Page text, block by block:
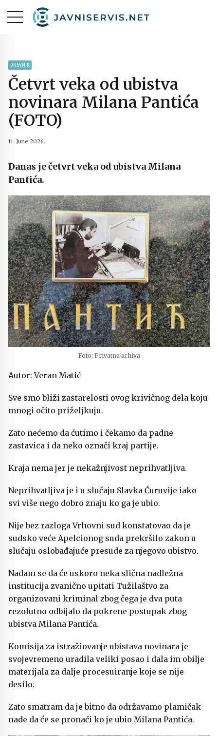
DNEVNIK
Četvrt veka od ubistva
novinara Milana Pantića
(FOTO)
11. June 2026.
Danas je četvrt veka od ubistva Milana
Pantića.
Foto: Privatna arhiva
Autor: Veran Matić
Sve smo bliži zastarelosti ovog krivičnog dela koju
mnogi očito priželjkuju.
Zato nećemo da ćutimo i čekamo da padne
zastavica i da neko označi kraj partije.
Kraja nema jer je nekažnjivost neprihvatljiva.
Neprihvatljiva je i u slučaju Slavka Ćuruvije iako
svi više nego dobro znaju ko ga je ubio.
Nije bez razloga Vrhovni sud konstatovao da je
sudsko veće Apelcionog suda prekršilo zakon u
slučaju oslobađajuće presude za njegovo ubistvo.
Nadam se da će uskoro neka slična nadležna
institucija zvanično upitati Tužilaštvo za
organizovani kriminal zbog čega je dva puta
rezolutno odbijalo da pokrene postupak zbog
ubistva Milana Pantića.
Komisija za istražiovanje ubistava novinara je
svojevremeno uradila veliki posao i dala im obilje
materijala za dalje procesuiranje koje se nije
desilo.
Zato smatram da je bitno da održavamo plamičak
nade da će se pronaći ko je ubio Milana Pantića.